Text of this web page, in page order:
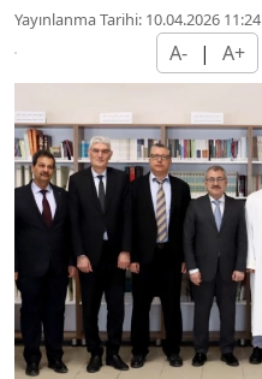
Yayınlanma Tarihi: 10.04.2026 11:24
A- | A+